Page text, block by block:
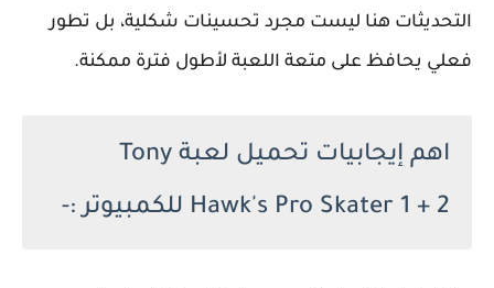
التحديثات هنا ليست مجرد تحسينات شكلية، بل تطور
فعلي يحافظ على متعة اللعبة لأطول فترة ممكنة.
اهم إيجابيات تحميل لعبة Tony
Hawk's Pro Skater 1 + 2 للكمبيوتر :-